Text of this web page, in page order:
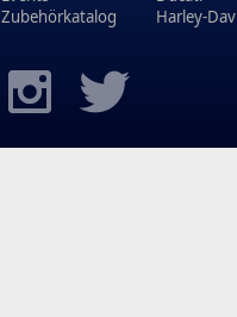
Zubehörkatalog
Harley-